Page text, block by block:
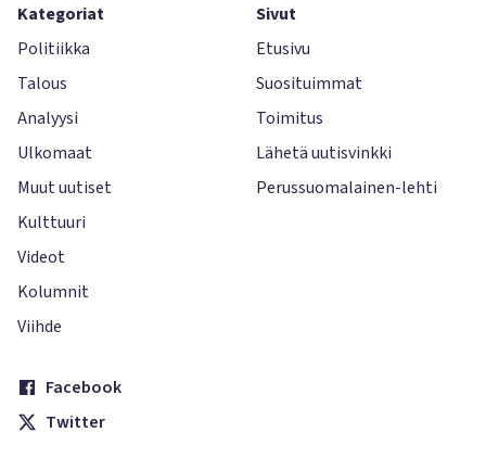
Kategoriat
Politiikka
Talous
Analyysi
Ulkomaat
Muut uutiset
Kulttuuri
Videot
Kolumnit
Viihde
Sivut
Etusivu
Suosituimmat
Toimitus
Lähetä uutisvinkki
Perussuomalainen-lehti
Facebook
Twitter